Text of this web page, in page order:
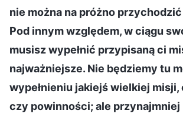
nie można na próżno
Pod innym względem, w ciągu
musisz wypełnić przypisaną ci
najważniejsze. Nie będziemy tu
wypełnieniu jakiejś wielkiej misji,
czy powinności; ale